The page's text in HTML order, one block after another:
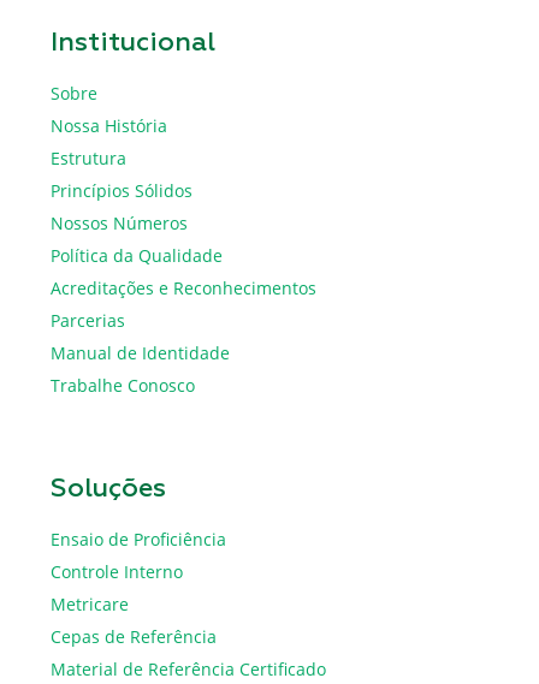
Institucional
Sobre
Nossa História
Estrutura
Princípios Sólidos
Nossos Números
Política da Qualidade
Acreditações e Reconhecimentos
Parcerias
Manual de Identidade
Trabalhe Conosco
Soluções
Ensaio de Proficiência
Controle Interno
Metricare
Cepas de Referência
Material de Referência Certificado